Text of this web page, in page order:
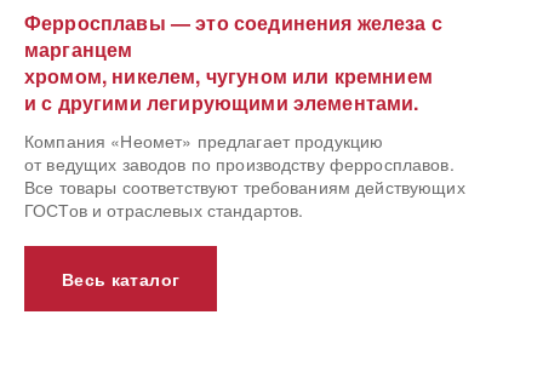
Ферросплавы — это соединения железа с
марганцем
хромом, никелем, чугуном или кремнием
и с другими легирующими элементами.
Компания «Неомет» предлагает продукцию
от ведущих заводов по производству ферросплавов.
Все товары соответствуют требованиям действующих
ГОСТов и отраслевых стандартов.
Весь каталог